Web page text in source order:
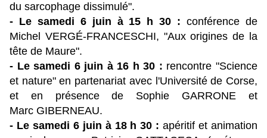
du sarcophage dissimulé".
- Le samedi 6 juin à 15 h 30 :conférence de
Michel VERGÉ-FRANCESCHI, "Aux origines de la
tête de Maure".
- Le samedi 6 juin à 16 h 30 : rencontre "Science
et nature" en partenariat avec l'Université de Corse,
et en présence de Sophie GARRONE et
Marc GIBERNEAU.
- Le samedi 6 juin à 18 h 30 :apéritif et animation